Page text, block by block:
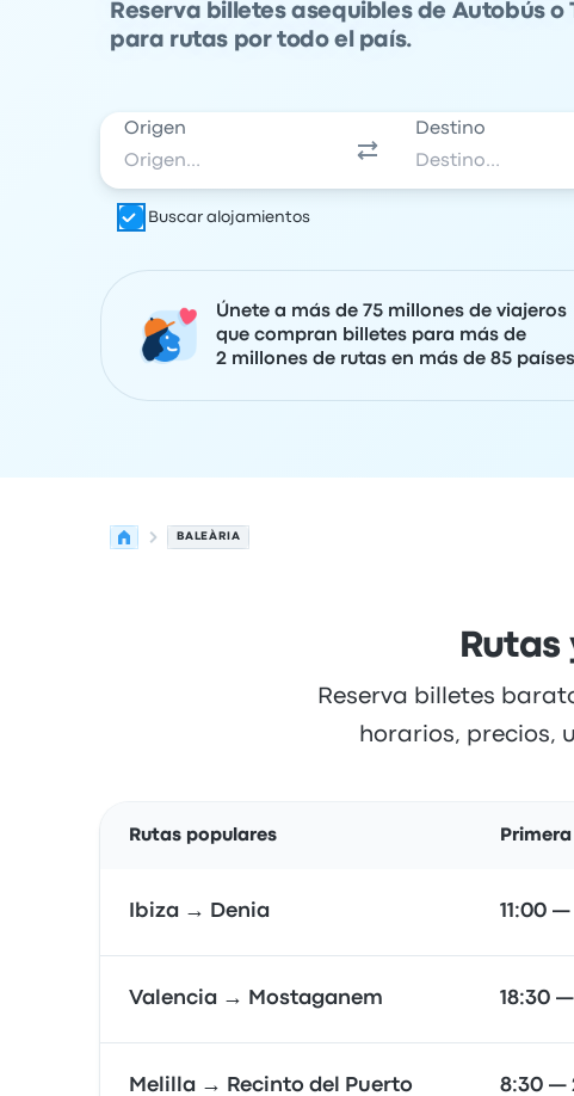
Reserva billetes asequibles de Autobús
para rutas por todo el país.
Origen Destino
Buscar alojamientos
Únete a más de 75 millones de viajeros
que compran billetes para más de
2 millones de rutas en más de 85
BALEÀRIA
Reserva billetes
horarios, precios,
Rutas populares
Ibiza → Denia 11:00
Valencia → Mostaganem 18:30
Melilla → Recinto del Puerto 8:30 —